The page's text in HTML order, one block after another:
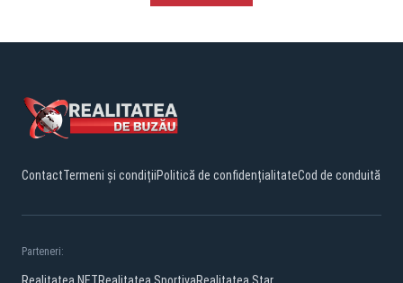
ContactTermeni și condițiiPolitică de confidențialitateCod de conduită
Parteneri: